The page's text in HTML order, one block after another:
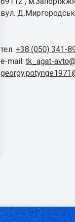
вул.
тел. +38 (050) 341-
e-mail: tk_agat-